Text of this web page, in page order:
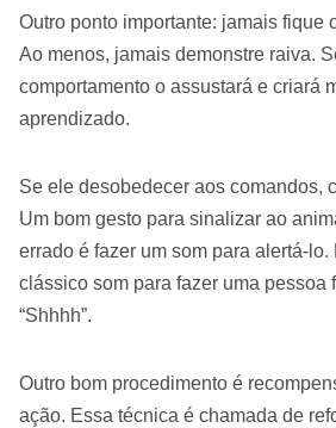
Outro ponto importante: jamais fique
Ao menos, jamais demonstre raiva.
comportamento o assustará e criará
aprendizado.
Se ele desobedecer aos comandos,
Um bom gesto para sinalizar ao
errado é fazer um som para alertá-lo.
clássico som para fazer uma pessoa
“Shhhh”.
Outro bom procedimento é
ação. Essa técnica é chamada de